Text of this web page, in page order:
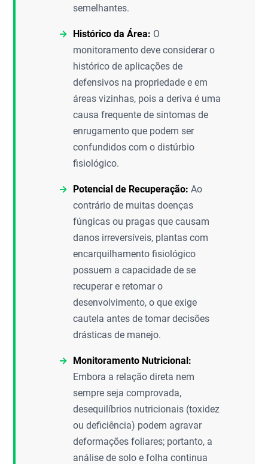
semelhantes.
Histórico da Área: O
monitoramento deve considerar o
histórico de aplicações de
defensivos na propriedade e em
áreas vizinhas, pois a deriva é uma
causa frequente de sintomas de
enrugamento que podem ser
confundidos com o distúrbio
fisiológico.
Potencial de Recuperação: Ao
contrário de muitas doenças
fúngicas ou pragas que causam
danos irreversíveis, plantas com
encarquilhamento fisiológico
possuem a capacidade de se
recuperar e retomar o
desenvolvimento, o que exige
cautela antes de tomar decisões
drásticas de manejo.
Monitoramento Nutricional:
Embora a relação direta nem
sempre seja comprovada,
desequilíbrios nutricionais (toxidez
ou deficiência) podem agravar
deformações foliares; portanto, a
análise de solo e folha continua